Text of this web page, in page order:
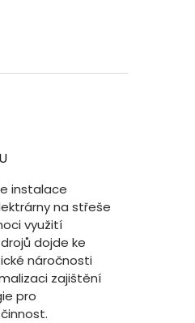
instalace
na střeše
využití
dojde ke
náročnosti
zajištění
pro